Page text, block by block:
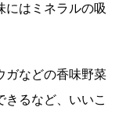
にはミネラルの吸
ガなどの香味野菜
きるなど、いいこ